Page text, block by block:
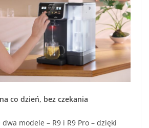
co dzień, bez czekania
modele – R9 i R9 Pro – dzięki